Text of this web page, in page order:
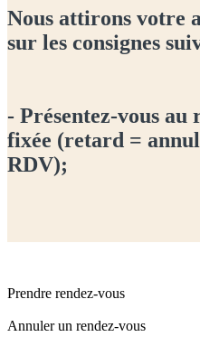
Nous attirons votre
sur les consignes
- Présentez-vous au
fixée (retard =
RDV);
Prendre rendez-vous
Annuler un rendez-vous